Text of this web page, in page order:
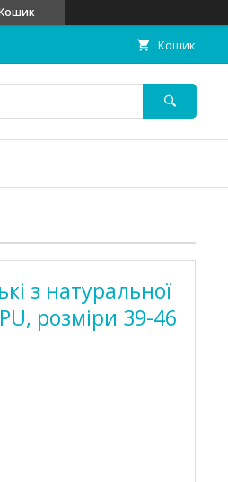
Кошик
з натуральної
розміри 39-46